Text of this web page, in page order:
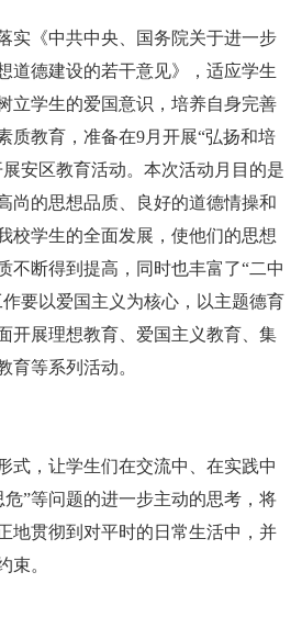
实《中共中央、国务院关于进一步
道德建设的若干意见》，适应学生
立学生的爱国意识，培养自身完善
质教育，准备在9月开展“弘扬和培
安区教育活动。本次活动月目的是
尚的思想品质、良好的道德情操和
校学生的全面发展，使他们的思想
不断得到提高，同时也丰富了“二中
要以爱国主义为核心，以主题德育
开展理想教育、爱国主义教育、集
育等系列活动。
式，让学生们在交流中、在实践中
危”等问题的进一步主动的思考，将
地贯彻到对平时的日常生活中，并
束。